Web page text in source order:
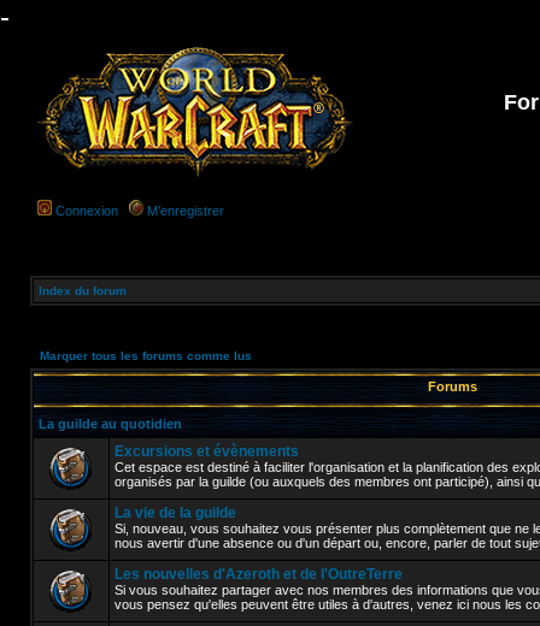
-
Connexion M’enregistrer
Index du forum
Marquer tous les forums comme lus
Forums
La guilde au quotidien
Excursions et évènements
Cet espace est destiné à faciliter l'organisation et la planification des
organisés par la guilde (ou auxquels des membres ont participé), ainsi
La vie de la guilde
Si, nouveau, vous souhaitez vous présenter plus complètement que ne
nous avertir d'une absence ou d'un départ ou, encore, parler de tout
Les nouvelles d'Azeroth et de l'OutreTerre
Si vous souhaitez partager avec nos membres des informations que
vous pensez qu'elles peuvent être utiles à d'autres, venez ici nous les